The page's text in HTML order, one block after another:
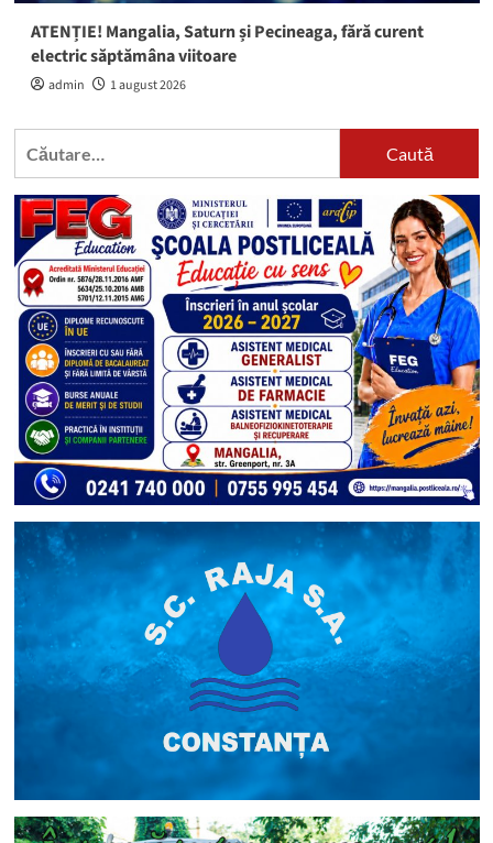
ATENȚIE! Mangalia, Saturn și Pecineaga, fără curent
electric săptămâna viitoare
admin 1 august 2026
Caută